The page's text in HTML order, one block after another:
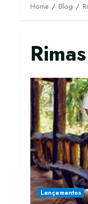
Home Blog
Rimas
Lançamentos